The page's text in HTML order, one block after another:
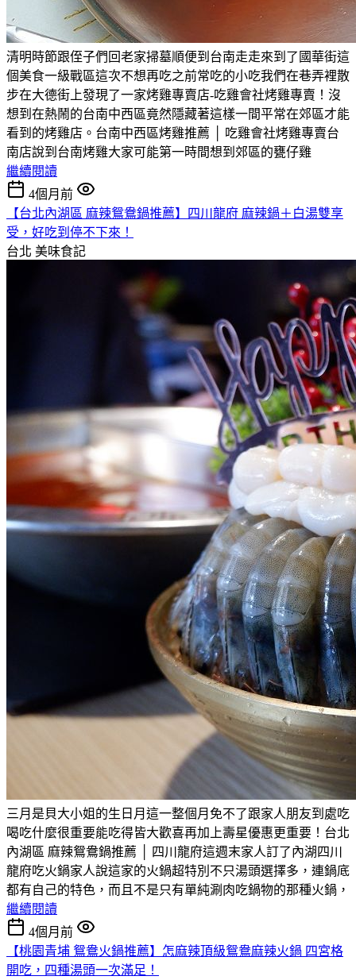
清明時節跟侄子們回老家掃墓順便到台南走走來到了國華街這
個美食一級戰區這次不想再吃之前常吃的小吃我們在巷弄裡散
步在大德街上發現了一家烤雞專賣店-吃雞會社烤雞專賣！沒
想到在熱鬧的台南中西區竟然隱藏著這樣一間平常在郊區才能
看到的烤雞店。台南中西區烤雞推薦 │ 吃雞會社烤雞專賣台
南店說到台南烤雞大家可能第一時間想到郊區的甕仔雞
繼續閱讀
4個月前
【台北內湖區 麻辣鴛鴦鍋推薦】四川龍府 麻辣鍋＋白湯雙享
受，好吃到停不下來！
台北 美味食記
三月是貝大小姐的生日月這一整個月免不了跟家人朋友到處吃
喝吃什麼很重要能吃得皆大歡喜再加上壽星優惠更重要！台北
內湖區 麻辣鴛鴦鍋推薦 │ 四川龍府這週末家人訂了內湖四川
龍府吃火鍋家人說這家的火鍋超特別不只湯頭選擇多，連鍋底
都有自己的特色，而且不是只有單純涮肉吃鍋物的那種火鍋，
繼續閱讀
4個月前
【桃園青埔 鴛鴦火鍋推薦】怎麻辣頂級鴛鴦麻辣火鍋 四宮格
開吃，四種湯頭一次滿足！